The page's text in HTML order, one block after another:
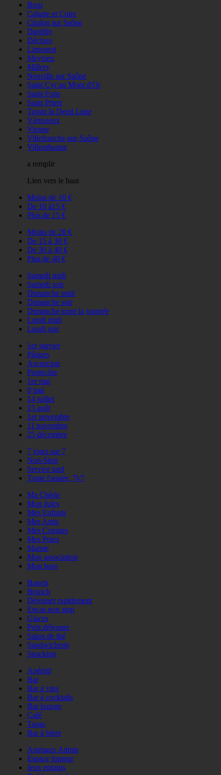
Bron
Caluire et Cuire
Chalon sur Saône
Dardilly
Décines
Limonest
Meyzieu
Millery
Neuville sur Saône
Saint Cyr au Mont d'Or
Saint Fons
Saint Priest
Tassin la Demi Lune
Vénisseux
Vienne
Villefranche-sur-Saône
Villeurbanne
a remplir
Lien vers le haut
Moins de 10 €
De 10 à15 €
Plus de 15 €
Moins de 20 €
De 15 à 30 €
De 30 à 40 €
Plus de 40 €
Samedi midi
Samedi soir
Dimanche midi
Dimanche soir
Dimanche toute la journée
Lundi midi
Lundi soir
1er janvier
Pâques
Ascencion
Pentecôte
1er mai
8 mai
14 juillet
15 août
1er novembre
11 novembre
25 décembre
7 jours sur 7
Non-Stop
Service tard
Toute l'année, 7j/7
Ma Chérie
Mon Jules
Mes Enfants
Mes Amis
Mes Copines
Mes Potes
Mamie
Mon association
Mon boss
Bagels
Brunch
Déjeuner rapidement
Encas non stop
Glaces
Petit déjeuner
Salon de thé
Sandwicherie
Snacking
Apéritif
Bar
Bar à vins
Bar à cocktails
Bar lounge
Café
Tapas
Bar à bière
Animaux Admis
Espace fumeur
Jeux enfants